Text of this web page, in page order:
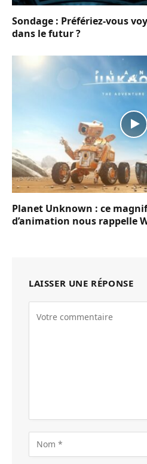
Sondage : Préfériez-vous
dans le futur ?
Planet Unknown : ce
d’animation nous rappelle
LAISSER UNE RÉPONSE